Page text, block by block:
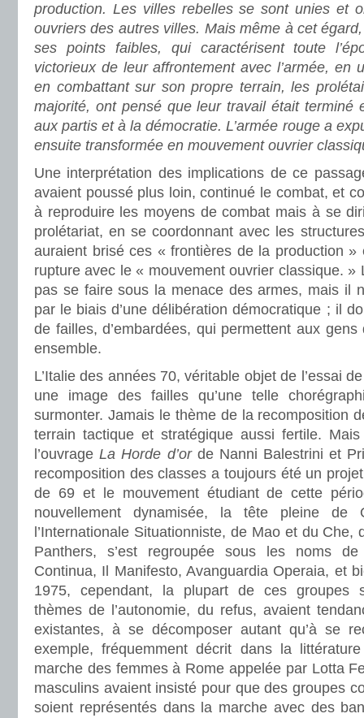
production. Les villes rebelles se sont unies et
ouvriers des autres villes. Mais même à cet
ses points faibles, qui caractérisent toute
victorieux de leur affrontement avec l’armée, en
en combattant sur son propre terrain, les
majorité, ont pensé que leur travail était terminé
aux partis et à la démocratie. L’armée rouge a
ensuite transformée en mouvement ouvrier
Une interprétation des implications de ce
avaient poussé plus loin, continué le combat, et
à reproduire les moyens de combat mais à se
prolétariat, en se coordonnant avec les
auraient brisé ces « frontières de la production »
rupture avec le « mouvement ouvrier classique. »
pas se faire sous la menace des armes, mais il
par le biais d’une délibération démocratique ; il
de failles, d’embardées, qui permettent aux
ensemble.
L’Italie des années 70, véritable objet de l’essai
une image des failles qu’une telle
surmonter. Jamais le thème de la recomposition
terrain tactique et stratégique aussi fertile. Mais
l’ouvrageLa Horde d’orde Nanni Balestrini et
recomposition des classes a toujours été un
de 69 et le mouvement étudiant de cette
nouvellement dynamisée, la tête pleine de
l’Internationale Situationniste, de Mao et du
Panthers, s’est regroupée sous les noms
Continua, Il Manifesto, Avanguardia Operaia, et
1975, cependant, la plupart de ces groupes
thèmes de l’autonomie, du refus, avaient
existantes, à se décomposer autant qu’à se
exemple, fréquemment décrit dans la
marche des femmes à Rome appelée par Lotta
masculins avaient insisté pour que des groupes
soient représentés dans la marche avec des